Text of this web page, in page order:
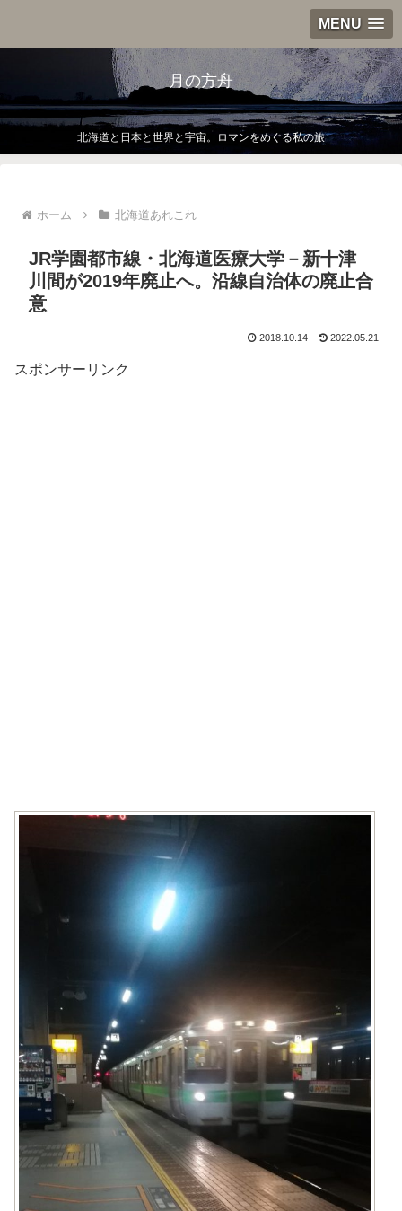
MENU
月の方舟
北海道と日本と世界と宇宙。ロマンをめぐる私の旅
ホーム 北海道あれこれ
JR学園都市線・北海道医療大学－新十津
川間が2019年廃止へ。沿線自治体の廃止合
意
2018.10.14 2022.05.21
スポンサーリンク